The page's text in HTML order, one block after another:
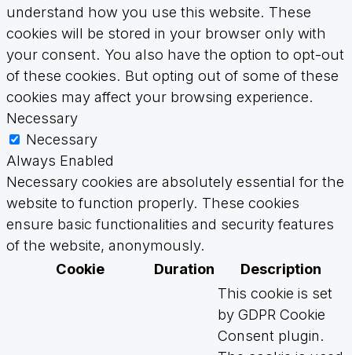
understand how you use this website. These
cookies will be stored in your browser only with
your consent. You also have the option to opt-out
of these cookies. But opting out of some of these
cookies may affect your browsing experience.
Necessary
Necessary
Always Enabled
Necessary cookies are absolutely essential for the
website to function properly. These cookies
ensure basic functionalities and security features
of the website, anonymously.
Cookie
Duration Description
This cookie is set
by GDPR Cookie
Consent plugin.